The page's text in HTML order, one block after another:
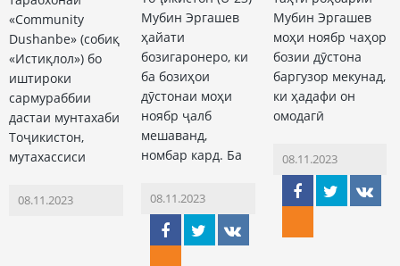
«Community
Dushanbe» (собиқ
«Истиқлол») бо
иштироки
сармураббии
дастаи мунтахаби
Тоҷикистон,
мутахассиси
08.11.2023
Мубин Эргашев
ҳайати
бозигаронеро, ки
ба бозиҳои
дӯстонаи моҳи
ноябр ҷалб
мешаванд,
номбар кард. Ба
08.11.2023
Мубин Эргашев
моҳи ноябр чаҳор
бозии дӯстона
баргузор мекунад,
ки ҳадафи он
омодагӣ
08.11.2023